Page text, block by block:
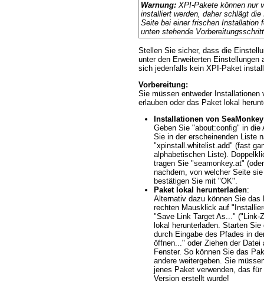
Warnung: XPI-Pakete können nur
installiert werden, daher schlägt
Seite bei einer frischen Installation
unten stehende
Stellen Sie sicher, dass die
unter den Erweiterten
sich jedenfalls kein XPI-Paket
Vorbereitung:
Sie müssen entweder Installationen
erlauben oder das Paket lokal
Installationen von
Geben Sie "about:config" in die
Sie in der erscheinenden Liste
"xpinstall.whitelist.add" (fast
alphabetischen Liste).
tragen Sie "seamonkey.at"
nachdem, von welcher Seite
bestätigen Sie mit "OK".
Paket lokal herunterladen:
Alternativ dazu können Sie das
rechten Mausklick auf
"Save Link Target As..." ("Link-
lokal herunterladen. Starten
durch Eingabe des Pfades in
öffnen..." oder Ziehen der Datei
Fenster. So können Sie das
andere weitergeben. Sie
jenes Paket verwenden, das
Version erstellt wurde!